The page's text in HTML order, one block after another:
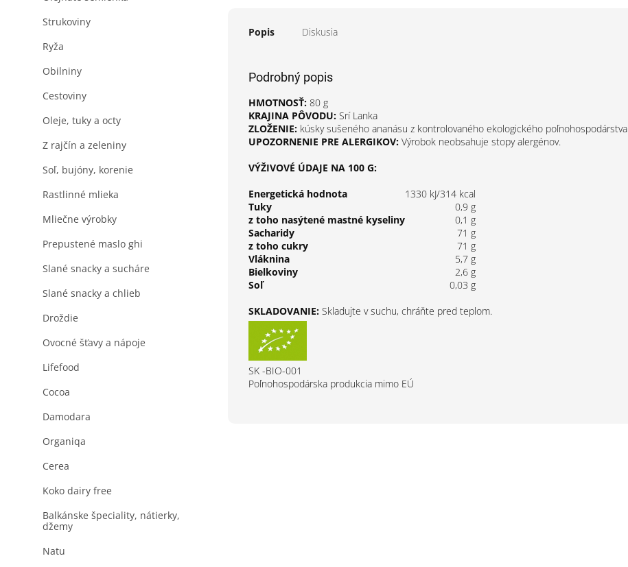
Strukoviny
Ryža
Obilniny
Cestoviny
Oleje, tuky a octy
Z rajčín a zeleniny
Soľ, bujóny, korenie
Rastlinné mlieka
Mliečne výrobky
Prepustené maslo ghi
Slané snacky a sucháre
Slané snacky a chlieb
Droždie
Ovocné šťavy a nápoje
Lifefood
Cocoa
Damodara
Organiqa
Cerea
Koko dairy free
Balkánske špeciality, nátierky,
džemy
Natu
Popis Diskusia
Podrobný popis
HMOTNOSŤ: 80 g
KRAJINA PÔVODU: Srí Lanka
ZLOŽENIE: kúsky sušeného ananásu z kontrolovaného ekologického poľnohospodárstva
UPOZORNENIE PRE ALERGIKOV: Výrobok neobsahuje stopy alergénov.
VÝŽIVOVÉ ÚDAJE NA 100 G:
Energetická hodnota
1330 kJ/314 kcal
Tuky
0,9 g
z toho nasýtené mastné kyseliny
0,1 g
Sacharidy
71 g
z toho cukry
71 g
Vláknina
5,7 g
Bielkoviny
2,6 g
Soľ
0,03 g
SKLADOVANIE: Skladujte v suchu, chráňte pred teplom.
SK -BIO-001
Poľnohospodárska produkcia mimo EÚ